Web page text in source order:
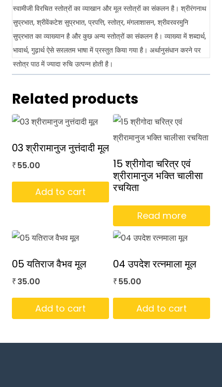
स्वामीजी विरचित स्तोत्रों का व्याखान और मूल स्तोत्रों का संकलन है। श्रीरंगनाथ
सुप्रभात, श्रीवेंकटेश सुप्रभात, प्रपत्ति, स्तोत्र, मंगलाशासन, श्रीवरवरमुनि
सुप्रभात का व्याख्यान है और कुछ अन्य स्तोत्रों का संकलन है। व्याख्या में शब्दार्थ,
भावार्थ, गुढ़ार्थ ऐसे सरलतम भाषा में प्रस्तुत किया गया है। अर्थानुसंधान करने पर
स्तोत्र पाठ में ज्यादा रुचि उत्पन्न होती है।
Related products
03 श्रीरामानुज नुत्तंदादी मूल
₹ 55.00
Add to cart
15 श्रीगोदा चरित्र एवं
श्रीरामानुज भक्ति चालीसा
रचयिता
Read more
05 यतिराज वैभव मूल
₹ 35.00
Add to cart
04 उपदेश रत्नमाला मूल
₹ 55.00
Add to cart